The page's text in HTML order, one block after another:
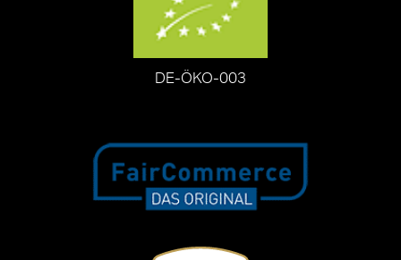
DE-ÖKO-003